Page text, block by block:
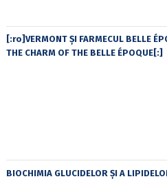
[:ro]VERMONT ȘI FARMECUL BELLE
THE CHARM OF THE BELLE ÉPOQUE[:]
BIOCHIMIA GLUCIDELOR ȘI A